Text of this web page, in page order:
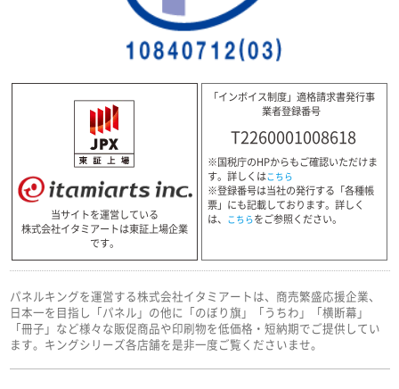
当サイトを運営している
株式会社イタミアートは東証上場企業
です。
「インボイス制度」適格請求書発行事
業者登録番号
T2260001008618
※国税庁のHPからもご確認いただけま
す。詳しくはこちら
※登録番号は当社の発行する「各種帳
票」にも記載しております。詳しく
は、 こちらをご参照ください。
パネルキングを運営する株式会社イタミアートは、商売繁盛応援企業、
日本一を目指し「パネル」の他に「のぼり旗」「うちわ」「横断幕」
「冊子」など様々な販促商品や印刷物を低価格・短納期でご提供してい
ます。キングシリーズ各店舗を是非一度ご覧くださいませ。